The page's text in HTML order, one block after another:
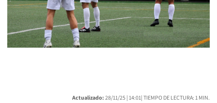
Actualizado: 28/11/25 | 14:01| TIEMPO DE LECTURA: 1 MIN.